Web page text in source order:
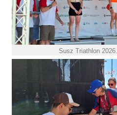
Susz Triathlon